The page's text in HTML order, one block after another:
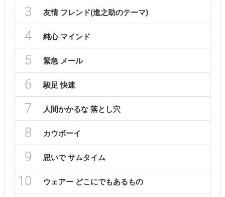
3 友情 フレンド(進之助のテーマ)
4 純心 マインド
5 緊急 メール
6 駿足 快速
7 人間かかるな 落とし穴
8 カウボーイ
9 思いで サムタイム
10 ウェアー どこにでもあるもの